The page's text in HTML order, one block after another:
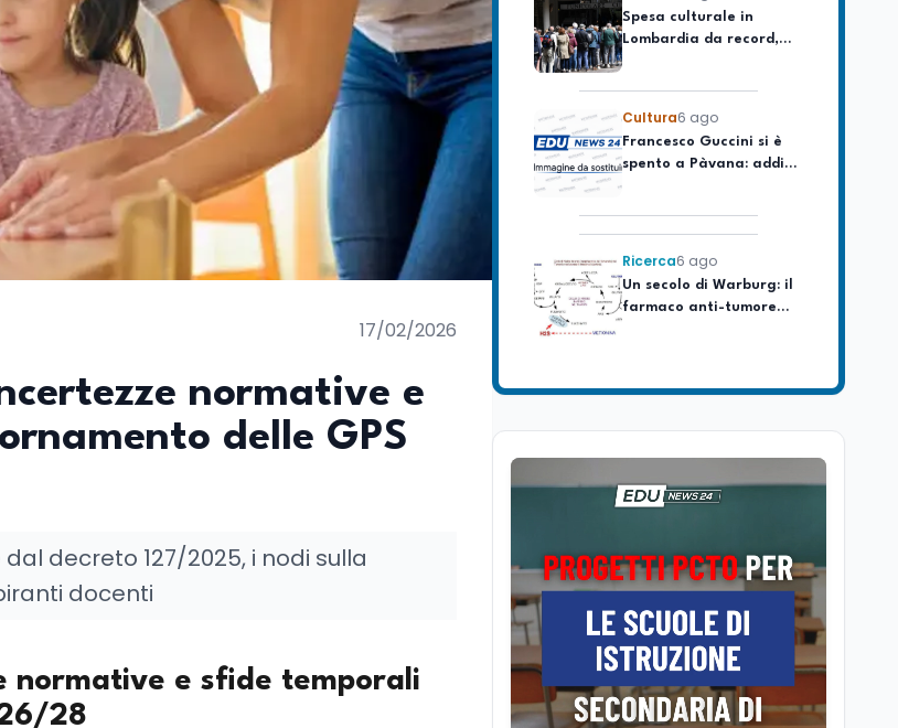
17/02/2026
normative e
delle GPS
decreto 127/2025, i nodi sulla
docenti
normative e sfide temporali
28
Lombardia da record,
ma la voragine Nord-
Cultura6 ago
Francesco Guccini si è
spento a Pàvana: addio
al Maestrone
Ricerca6 ago
Un secolo di Warburg: il
farmaco anti-tumore
che accende la glicolisi
Scuola6 ago
Posizioni economiche
4.150 euro
Cultura 6 ago
Spesa culturale in
Lombardia da record,
ma la voragine Nord-
Sud triplica